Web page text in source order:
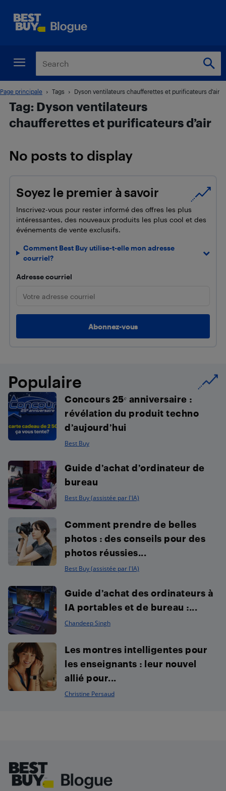
Page principale Tags Dyson ventilateurs chaufferettes et purificateurs d’air
Tag: Dyson ventilateurs
chaufferettes et purificateurs d’air
No posts to display
Soyez le premier à savoir
Inscrivez-vous pour rester informé des offres les plus
intéressantes, des nouveaux produits les plus cool et des
événements de vente exclusifs.
Comment Best Buy utilise-t-elle mon adresse
courriel?
Adresse courriel
Populaire
Concours 25ᵉ anniversaire :
révélation du produit techno
d’aujourd’hui
Best Buy
Guide d’achat d’ordinateur de
bureau
Best Buy (assistée par l'IA)
Comment prendre de belles
photos : des conseils pour des
photos réussies...
Best Buy (assistée par l'IA)
Guide d’achat des ordinateurs à
IA portables et de bureau :...
Chandeep Singh
Les montres intelligentes pour
les enseignants : leur nouvel
allié pour...
Christine Persaud